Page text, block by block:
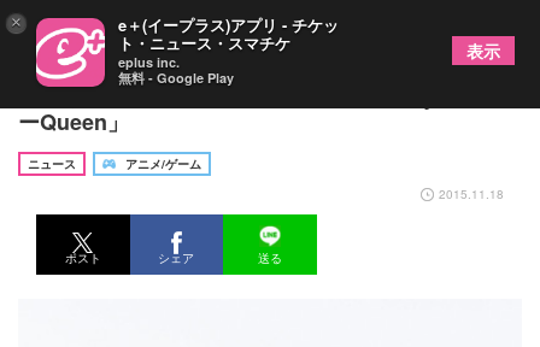
竹達彩奈、新曲は駄菓子屋アニメED「Hey！カロリ
ーQueen」
ニュース
アニメ/ゲーム
2015.11.18
ポスト シェア 送る
× e＋(イープラス)アプリ - チケッ
ト・ニュース・スマチケ
eplus inc.
無料 - Google Play
表示